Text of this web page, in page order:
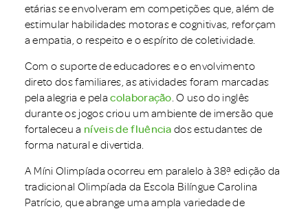
etárias se envolveram em competições que, além de
estimular habilidades motoras e cognitivas, reforçam
a empatia, o respeito e o espírito de coletividade.
Com o suporte de educadores e o envolvimento
direto dos familiares, as atividades foram marcadas
pela alegria e pelacolaboração . O uso do inglês
durante os jogos criou um ambiente de imersão que
fortaleceu a níveis de fluência dos estudantes de
forma natural e divertida.
A Míni Olimpíada ocorreu em paralelo à 38ª edição da
tradicional Olimpíada da Escola Bilíngue Carolina
Patrício, que abrange uma ampla variedade de